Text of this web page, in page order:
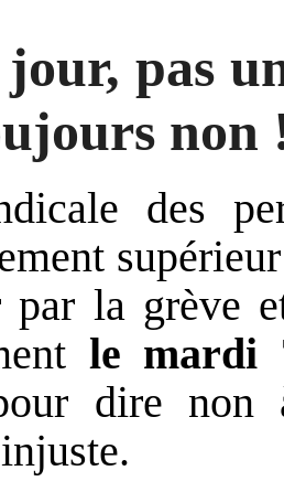
pas
non
des
par la grève
le mardi
dire non